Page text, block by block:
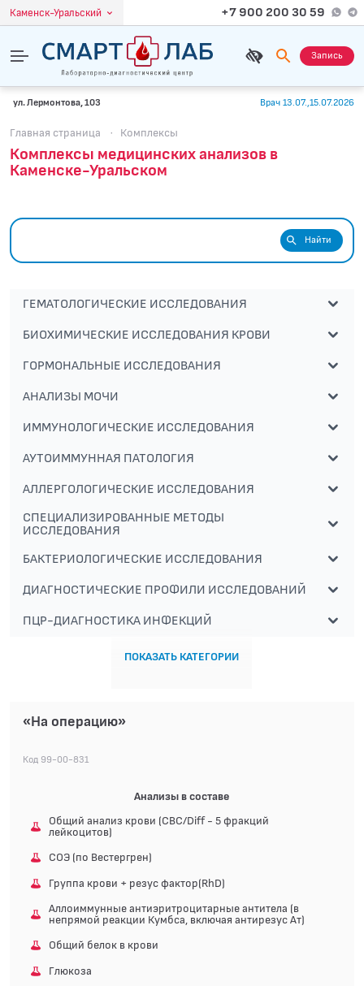
Каменск-Уральский +7 900 200 30 59
Запись
ул. Лермонтова, 103 Врач 13.07.,15.07.2026
Главная страница · Комплексы
Комплексы медицинских анализов в
Каменске-Уральском
Найти
ГЕМАТОЛОГИЧЕСКИЕ ИССЛЕДОВАНИЯ
БИОХИМИЧЕСКИЕ ИССЛЕДОВАНИЯ КРОВИ
ГОРМОНАЛЬНЫЕ ИССЛЕДОВАНИЯ
АНАЛИЗЫ МОЧИ
ИММУНОЛОГИЧЕСКИЕ ИССЛЕДОВАНИЯ
АУТОИММУННАЯ ПАТОЛОГИЯ
АЛЛЕРГОЛОГИЧЕСКИЕ ИССЛЕДОВАНИЯ
СПЕЦИАЛИЗИРОВАННЫЕ МЕТОДЫ
ИССЛЕДОВАНИЯ
БАКТЕРИОЛОГИЧЕСКИЕ ИССЛЕДОВАНИЯ
ДИАГНОСТИЧЕСКИЕ ПРОФИЛИ ИССЛЕДОВАНИЙ
ПЦР-ДИАГНОСТИКА ИНФЕКЦИЙ
ПОКАЗАТЬ КАТЕГОРИИ
«На операцию»
Код 99-00-831
Анализы в составе
Общий анализ крови (CBC/Diff - 5 фракций
лейкоцитов)
СОЭ (по Вестергрен)
Группа крови + резус фактор(RhD)
Аллоиммунные антиэритроцитарные антитела (в
непрямой реакции Кумбса, включая антирезус Ат)
Общий белок в крови
Глюкоза